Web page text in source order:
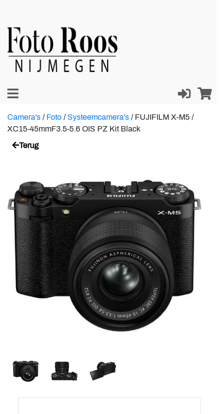
Camera's / Foto / Systeemcamera's /FUJIFILM X-M5 /
XC15-45mmF3.5-5.6 OIS PZ Kit Black
Terug